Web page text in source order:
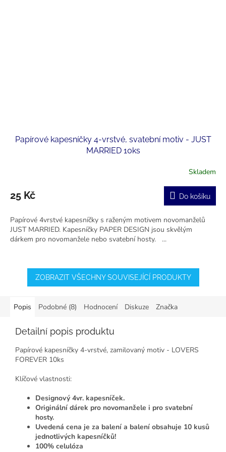
Papírové kapesníčky 4-vrstvé, svatební motiv - JUST
MARRIED 10ks
Skladem
25 Kč Do košíku
Papírové 4vrstvé kapesníčky s raženým motivem novomanželů
JUST MARRIED. Kapesníčky PAPER DESIGN jsou skvělým
dárkem pro novomanžele nebo svatební hosty. ...
ZOBRAZIT VŠECHNY SOUVISEJÍCÍ PRODUKTY
Popis Podobné (8) Hodnocení Diskuze Značka
Detailní popis produktu
Papírové kapesníčky 4-vrstvé, zamilovaný motiv - LOVERS
FOREVER 10ks
Klíčové vlastnosti:
Designový 4vr. kapesníček.
Originální dárek pro novomanžele i pro svatební
hosty.
Uvedená cena je za balení a balení obsahuje 10 kusů
jednotlivých kapesníčků!
100% celulóza